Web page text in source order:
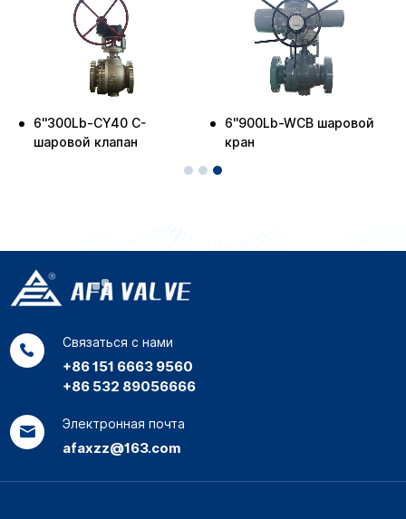
6''300Lb-CY40 C-
шаровой клапан
6''900Lb-WCB шаровой
кран
Связаться с нами
+86 151 6663 9560
+86 532 89056666
Электронная почта
afaxzz@163.com